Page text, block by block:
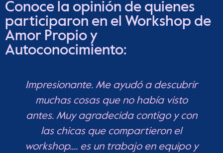
Conoce la opinión de quienes
participaron en el Workshop de
Amor Propio y
Autoconocimiento:
Impresionante. Me ayudó a descubrir
muchas cosas que no había visto
antes. Muy agradecida contigo y con
las chicas que compartieron el
workshop.... es un trabajo en equipo y